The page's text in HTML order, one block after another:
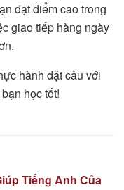
đạt điểm cao trong
giao tiếp hàng ngày
hành đặt câu với
học tốt!
Tiếng Anh Của